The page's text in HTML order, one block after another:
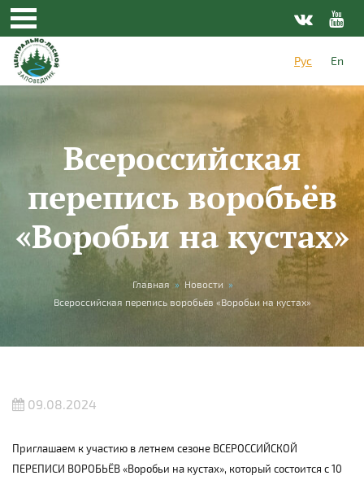
Перейти к основному содержанию
Рус
En
Всероссийская
перепись воробьёв
«Воробьи на кустах»
Вы здесь Главная » Новости »
Всероссийская перепись воробьёв «Воробьи на кустах»
09.08.2024
Приглашаем к участию в летнем сезоне ВСЕРОССИЙСКОЙ
ПЕРЕПИСИ ВОРОБЬЁВ «Воробьи на кустах», который состоится с 10